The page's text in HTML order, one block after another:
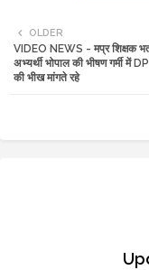
OLDER
VIDEO NEWS - मप्र शिक्षक
अभ्यर्थी भोपाल की भीषण गर्मी में
की भीख मांगते रहे